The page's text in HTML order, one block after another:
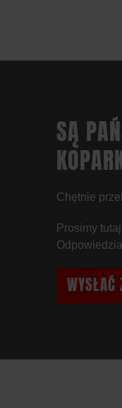
SĄ
Chętnie
Prosimy
WYSŁAĆ